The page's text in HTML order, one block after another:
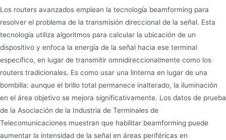
Los routers avanzados emplean la tecnología beamforming para
resolver el problema de la transmisión direccional de la señal. Esta
tecnología utiliza algoritmos para calcular la ubicación de un
dispositivo y enfoca la energía de la señal hacia ese terminal
específico, en lugar de transmitir omnidireccionalmente como los
routers tradicionales. Es como usar una linterna en lugar de una
bombilla: aunque el brillo total permanece inalterado, la iluminación
en el área objetivo se mejora significativamente. Los datos de prueba
de la Asociación de la Industria de Terminales de
Telecomunicaciones muestran que habilitar beamforming puede
aumentar la intensidad de la señal en áreas periféricas en